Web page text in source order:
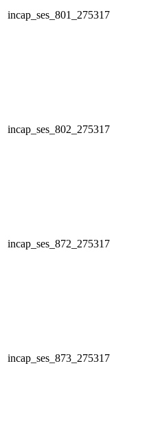
incap_ses_801_275317
incap_ses_802_275317
incap_ses_872_275317
incap_ses_873_275317